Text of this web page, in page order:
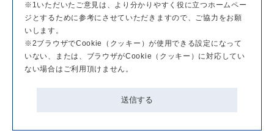
※1いただいたご意見は、より分かりやすく役に立つホームペー
ジとするために参考にさせていただきますので、ご協力をお願
いします。
※2ブラウザでCookie（クッキー）が使用できる設定になって
いない、または、ブラウザがCookie（クッキー）に対応してい
ない場合はご利用頂けません。